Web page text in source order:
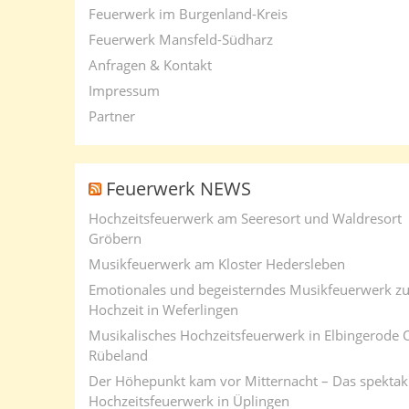
Feuerwerk im Burgenland-Kreis
Feuerwerk Mansfeld-Südharz
Anfragen & Kontakt
Impressum
Partner
Feuerwerk NEWS
Hochzeitsfeuerwerk am Seeresort und Waldresort
Gröbern
Musikfeuerwerk am Kloster Hedersleben
Emotionales und begeisterndes Musikfeuerwerk
Hochzeit in Weferlingen
Musikalisches Hochzeitsfeuerwerk in Elbingerode
Rübeland
Der Höhepunkt kam vor Mitternacht – Das
Hochzeitsfeuerwerk in Üplingen